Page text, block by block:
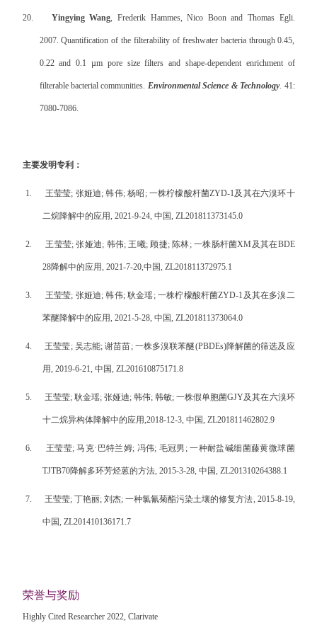
20. Yingying Wang, Frederik Hammes, Nico Boon and Thomas Egli.
2007. Quantification of the filterability of freshwater bacteria through 0.45,
0.22 and 0.1 µm pore size filters and shape-dependent enrichment of
filterable bacterial communities. Environmental Science & Technology. 41:
7080-7086.
主要发明专利：
1. 王莹莹; 张娅迪;韩伟;杨昭 ; 一株柠檬酸杆菌ZYD-1及其在六溴环十
二烷降解中的应用, 2021-9-24, 中国, ZL201811373145.0
2. 王莹莹;张娅迪; 韩伟; 王曦;顾捷; 陈林;一株肠杆菌XM 及其在BDE
28降解中的应用, 2021-7-20,中国, ZL201811372975.1
3. 王莹莹; 张娅迪;韩伟;耿金瑶; 一株柠檬酸杆菌ZYD-1 及其在多溴二
苯醚降解中的应用, 2021-5-28, 中国, ZL201811373064.0
4. 王莹莹; 吴志能;谢苗苗; 一株多溴联苯醚(PBDEs)降解菌的筛选及应
用, 2019-6-21, 中国, ZL201610875171.8
5. 王莹莹; 耿金瑶; 张娅迪;韩伟;韩敏;一株假单胞菌GJY及其在六溴环
十二烷异构体降解中的应用,2018-12-3, 中国, ZL201811462802.9
6. 王莹莹;马克· 巴特兰姆; 冯伟; 毛冠男 ;一种耐盐碱细菌藤黄微球菌
TJTB70降解多环芳烃蒽的方法, 2015-3-28, 中国, ZL201310264388.1
7. 王莹莹; 丁艳丽; 刘杰;一种氯氰菊酯污染土壤的修复方法, 2015-8-19,
中国, ZL201410136171.7
荣誉与奖励
Highly Cited Researcher 2022, Clarivate